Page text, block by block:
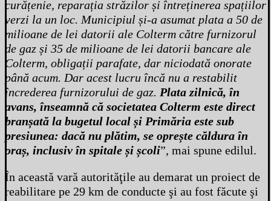
curățenie, reparația străzilor și întreținerea spațiilor
verzi la un loc. Municipiul și-a asumat plata a 50 de
milioane de lei datorii ale Colterm către furnizorul
de gaz și 35 de milioane de lei datorii bancare ale
Colterm, obligații parafate, dar niciodată onorate
până acum. Dar acest lucru încă nu a restabilit
încrederea furnizorului de gaz. Plata zilnică, în
avans, înseamnă că societatea Colterm este direct
branșată la bugetul local și Primăria este sub
presiunea: dacă nu plătim, se oprește căldura în
oraș, inclusiv în spitale și școli”, mai spune edilul.
În această vară autorităţile au demarat un proiect de
reabilitare pe 29 km de conducte şi au fost făcute şi